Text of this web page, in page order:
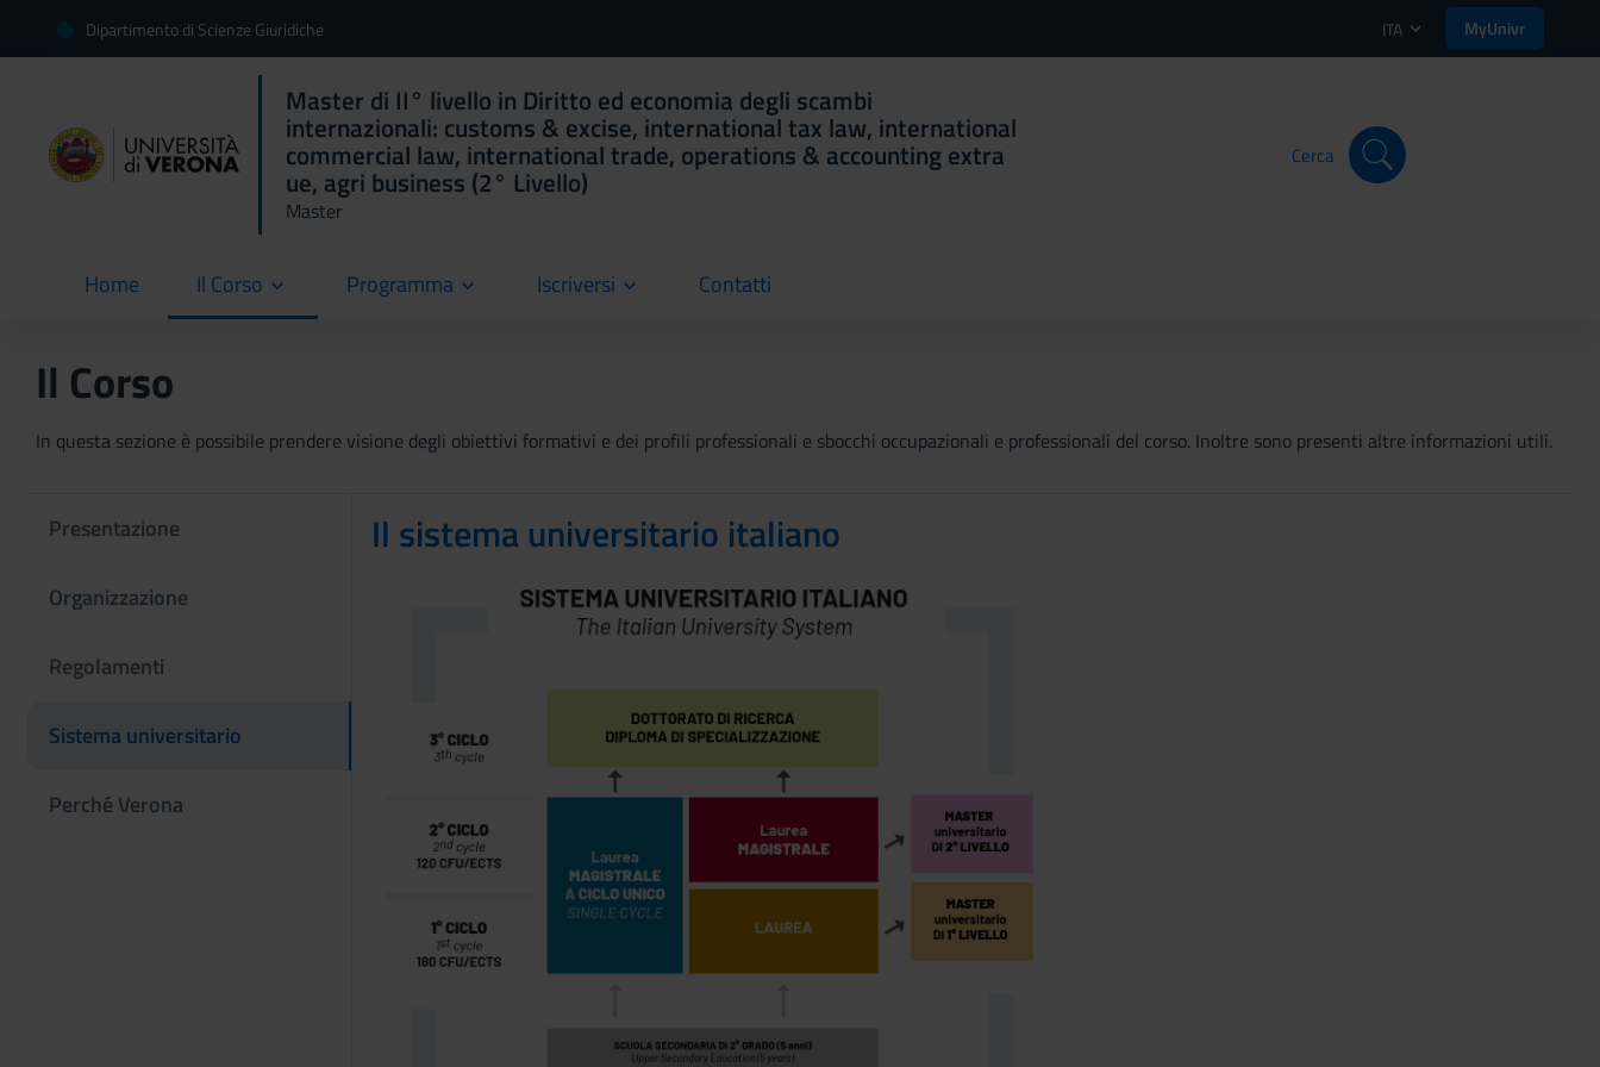
Dipartimento di Scienze Giuridiche ITA MyUnivr
Master di II° livello in Diritto ed economia degli scambi
internazionali: customs & excise, international tax law, international
commercial law, international trade, operations & accounting extra
ue, agri business (2° Livello)
Master
Cerca
Home
current Il Corso Programma Iscriversi Contatti
current
Il Corso
In questa sezione è possibile prendere visione degli obiettivi formativi e dei profili professionali e sbocchi occupazionali e professionali del corso. Inoltre sono presenti altre informazioni utili.
Presentazione
Organizzazione
Regolamenti
Sistema universitario
Perché Verona
Il sistema universitario italiano